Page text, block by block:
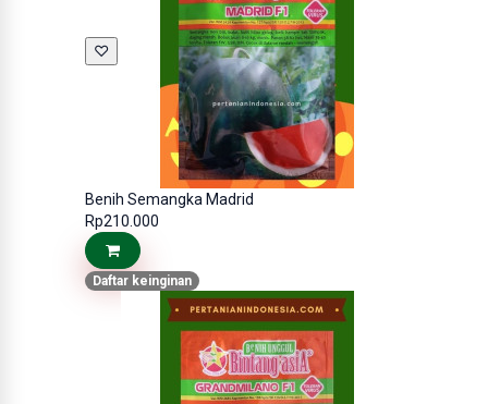
♡
Benih Semangka Madrid
Rp210.000
Daftar keinginan